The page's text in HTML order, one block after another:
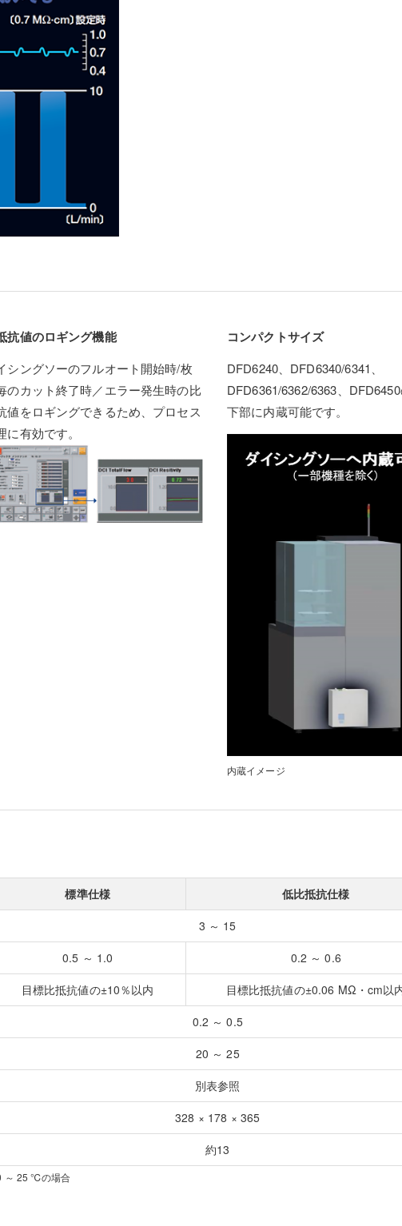
抗値のロギング機能
シングソーのフルオート開始時/枚
のカット終了時／エラー発生時の比
値をロギングできるため、プロセス
に有効です。
コンパクトサイズ
DFD6240、DFD6340/6341、
DFD6361/6362/6363、
下部に内蔵可能です。
内蔵イメージ
標準仕様
低比抵抗仕様
3 ～ 15
0.5 ～ 1.0
0.2 ～ 0.6
目標比抵抗値の±10％以内
目標比抵抗値の±0.06 MΩ・cm以
0.2 ～ 0.5
20 ～ 25
別表参照
328 × 178 × 365
約13
～ 25 ℃の場合